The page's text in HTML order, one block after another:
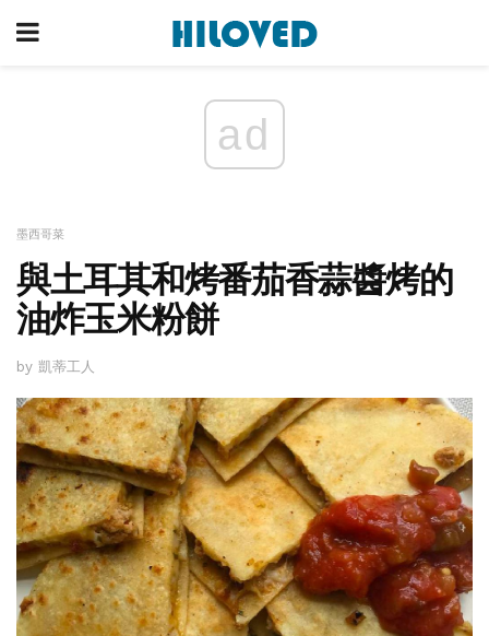
ad
墨西哥菜
與土耳其和烤番茄香蒜醬烤的
油炸玉米粉餅
by 凱蒂工人